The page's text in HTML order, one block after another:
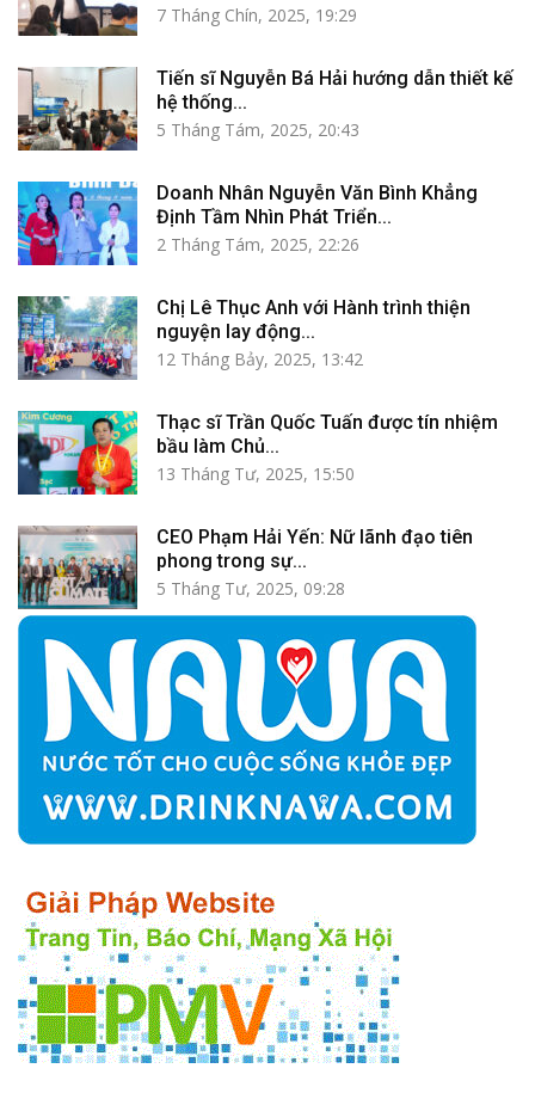
7 Tháng Chín, 2025, 19:29
Tiến sĩ Nguyễn Bá Hải hướng dẫn thiết kế
hệ thống...
5 Tháng Tám, 2025, 20:43
Doanh Nhân Nguyễn Văn Bình Khẳng
Định Tầm Nhìn Phát Triển...
2 Tháng Tám, 2025, 22:26
Chị Lê Thục Anh với Hành trình thiện
nguyện lay động...
12 Tháng Bảy, 2025, 13:42
Thạc sĩ Trần Quốc Tuấn được tín nhiệm
bầu làm Chủ...
13 Tháng Tư, 2025, 15:50
CEO Phạm Hải Yến: Nữ lãnh đạo tiên
phong trong sự...
5 Tháng Tư, 2025, 09:28